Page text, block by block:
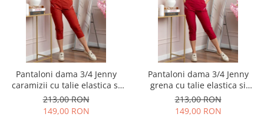
Pantaloni dama 3/4 Jenny
caramizii cu talie elastica si
fermoare decorative
213,00 RON
149,00 RON
Pantaloni dama 3/4 Jenny
grena cu talie elastica si
fermoare decorative
213,00 RON
149,00 RON